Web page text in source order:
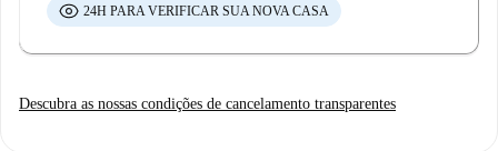
24H PARA VERIFICAR SUA NOVA CASA
Descubra as nossas condições de cancelamento transparentes